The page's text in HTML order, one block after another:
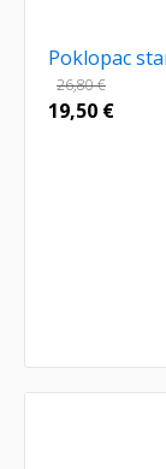
Poklopac
26,80€
19,50 €